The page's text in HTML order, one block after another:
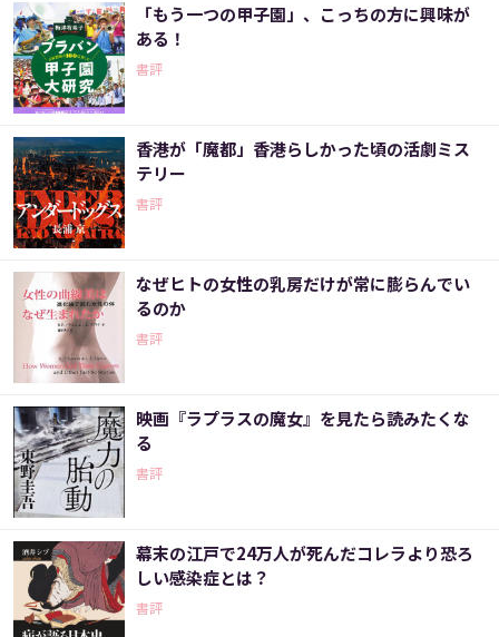
「もう一つの甲子園」、こっちの方に興味が
ある！
書評
香港が「魔都」香港らしかった頃の活劇ミス
テリー
書評
なぜヒトの女性の乳房だけが常に膨らんでい
るのか
書評
映画『ラプラスの魔女』を見たら読みたくな
る
書評
幕末の江戸で24万人が死んだコレラより恐ろ
しい感染症とは？
書評